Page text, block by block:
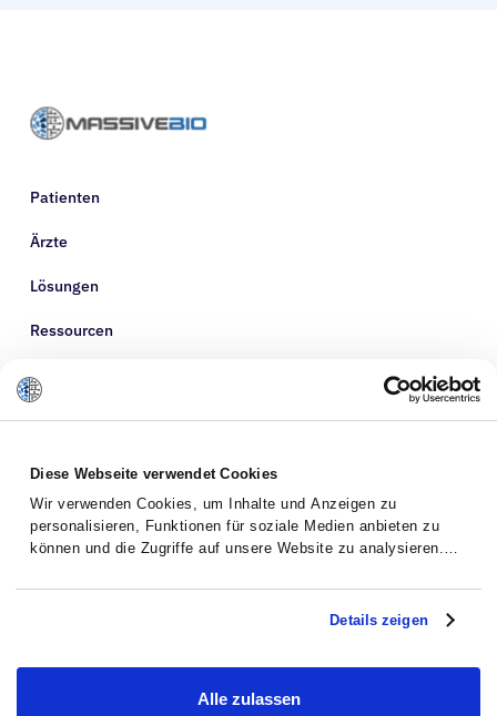
Diese Webseite verwendet Cookies
Wir verwenden Cookies, um Inhalte und Anzeigen zu
personalisieren, Funktionen für soziale Medien anbieten zu
können und die Zugriffe auf unsere Website zu analysieren.
unserer Website an unsere Partner für soziale Medien,
Werbung und Analysen weiter. Unsere Partner führen diese
Details zeigen
Alle zulassen
Patienten
Ärzte
Lösungen
Ressourcen
Über uns
Datenschutzerklärung